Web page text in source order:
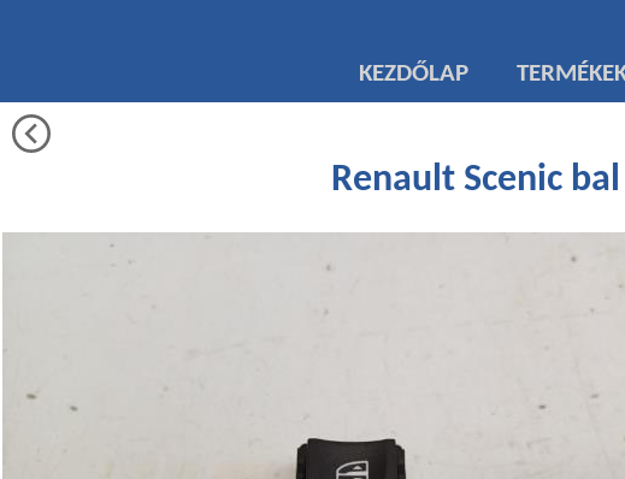
KEZDŐLAP
Renault Scenic